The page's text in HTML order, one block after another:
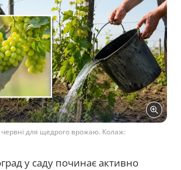
для щедрого врожаю. Колаж:
у саду починає активно